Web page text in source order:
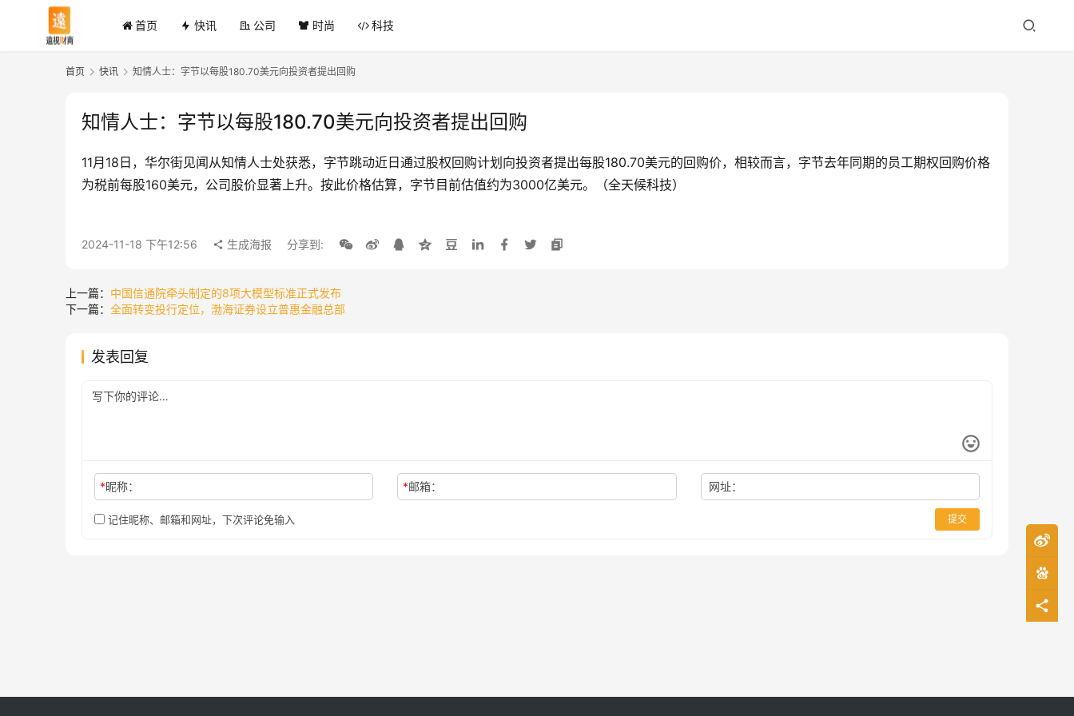
首页 快讯 公司 时尚 科技
首页 快讯 知情人士：字节以每股180.70美元向投资者提出回购
知情人士：字节以每股180.70美元向投资者提出回购
11月18日，华尔街见闻从知情人士处获悉，字节跳动近日通过股权回购计划向投资者提出每股180.70美元的回购价，相较而言，字节去年同期的员工期权回购价格
为税前每股160美元，公司股价显著上升。按此价格估算，字节目前估值约为3000亿美元。（全天候科技）
2024-11-18 下午12:56 生成海报 分享到:
上一篇： 中国信通院牵头制定的8项大模型标准正式发布
下一篇： 全面转变投行定位，渤海证券设立普惠金融总部
发表回复
*昵称： *邮箱： 网址：
记住昵称、邮箱和网址，下次评论免输入 提交